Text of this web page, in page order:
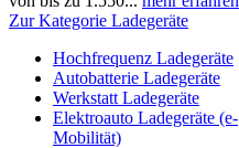
Zur Kategorie Ladegeräte
Hochfrequenz Ladegeräte
Autobatterie Ladegeräte
Werkstatt Ladegeräte
Elektroauto Ladegeräte (e-
Mobilität)